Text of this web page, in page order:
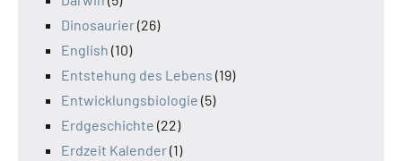
Dinosaurier(26)
English (10)
Entstehung des Lebens (19)
Entwicklungsbiologie (5)
Erdgeschichte (22)
Erdzeit Kalender(1)